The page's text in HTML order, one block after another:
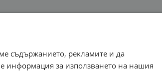
съдържанието, рекламите и да
информация за използването на нашия